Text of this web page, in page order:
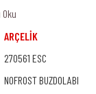
ARÇELİK
270561 ESC
NOFROST BUZDOLABI